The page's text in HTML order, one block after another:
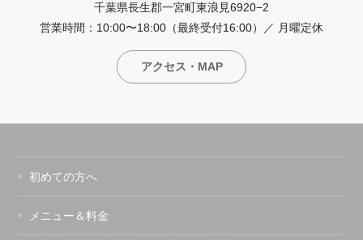
千葉県長生郡一宮町東浪見6920−2
営業時間：10:00〜18:00（最終受付16:00）／ 月曜定休
アクセス・MAP
初めての方へ
メニュー＆料金